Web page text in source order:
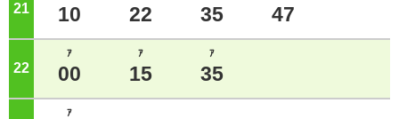
21 10 22 35 47
22
ｱ
00
ｱ
15
ｱ
35
ｱ